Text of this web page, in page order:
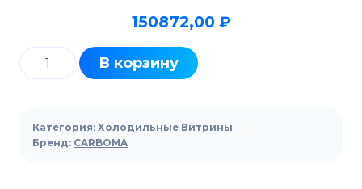
150872,00 ₽
Количество
товара
витрина
Carboma
В корзину
Категория: Холодильные Витрины
Бренд: CARBOMA